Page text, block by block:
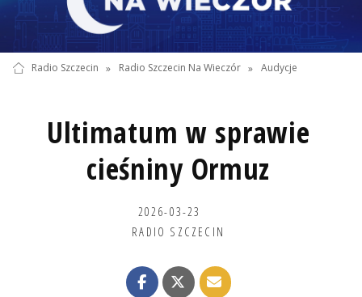
Radio Szczecin » Radio Szczecin Na Wieczór » Audycje
Ultimatum w sprawie
cieśniny Ormuz
2026-03-23
RADIO SZCZECIN